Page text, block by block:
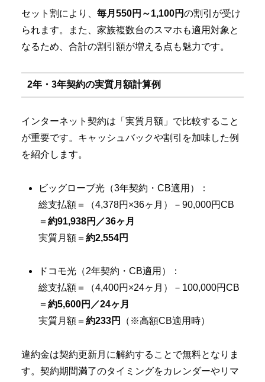
セット割により、 毎月550円～1,100円の割引が受け
られます。また、家族複数台のスマホも適用対象と
なるため、合計の割引額が増える点も魅力です。
2年・3年契約の実質月額計算例
インターネット契約は「実質月額」で比較すること
が重要です。キャッシュバックや割引を加味した例
を紹介します。
ビッグローブ光（3年契約・CB適用）：
総支払額＝（4,378円×36ヶ月）－90,000円CB
＝約91,938円／36ヶ月
実質月額＝約2,554円
ドコモ光（2年契約・CB適用）：
総支払額＝（4,400円×24ヶ月）－100,000円CB
＝約5,600円／24ヶ月
実質月額＝約233円 （※高額CB適用時）
違約金は契約更新月に解約することで無料となりま
す。契約期間満了のタイミングをカレンダーやリマ